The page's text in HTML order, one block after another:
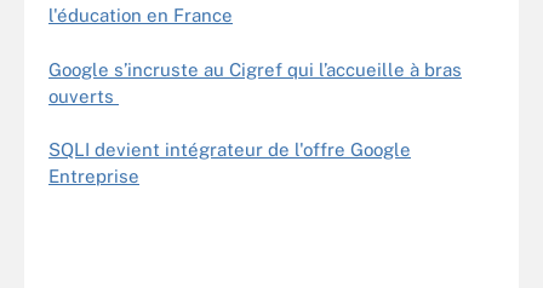
l'éducation en France
Google s’incruste au Cigref qui l’accueille à bras
ouverts
SQLI devient intégrateur de l'offre Google
Entreprise